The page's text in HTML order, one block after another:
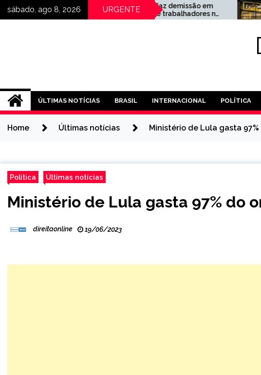
Skipsábado, ago 8, 2026 URGENTE
Gerdau faz demissão em
massa de trabalhadores no
Recife (PE)
Ações da Smart
após resultado
insatisfatório no
ÚLTIMAS NOTÍCIAS BRASIL INTERNACIONAL POLÍTICA
Home Últimas notícias Ministério de Lula gasta
Política Últimas notícias
Ministério de Lula gasta 97% do
direitaonline 19/06/2023